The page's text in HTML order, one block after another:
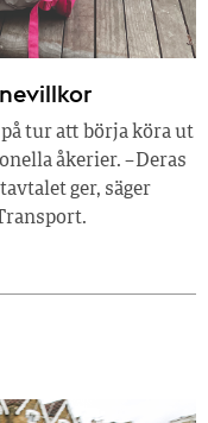
tur att börja köra ut
åkerier. – Deras
ger, säger